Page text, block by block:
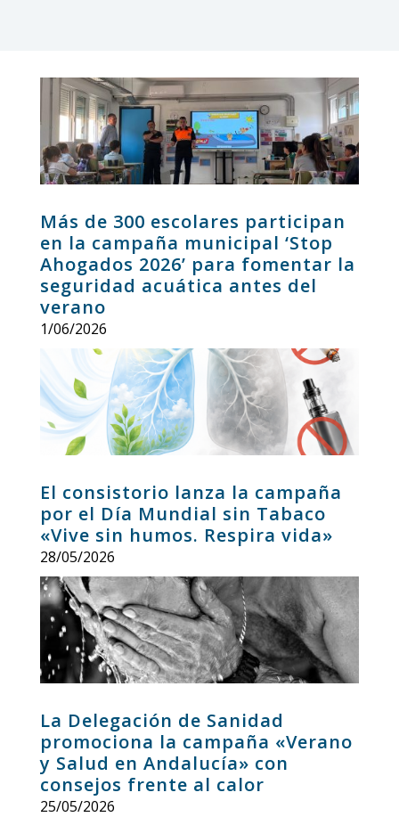
Más de 300 escolares participan
en la campaña municipal ‘Stop
Ahogados 2026’ para fomentar la
seguridad acuática antes del
verano
1/06/2026
El consistorio lanza la campaña
por el Día Mundial sin Tabaco
«Vive sin humos. Respira vida»
28/05/2026
La Delegación de Sanidad
promociona la campaña «Verano
y Salud en Andalucía» con
consejos frente al calor
25/05/2026